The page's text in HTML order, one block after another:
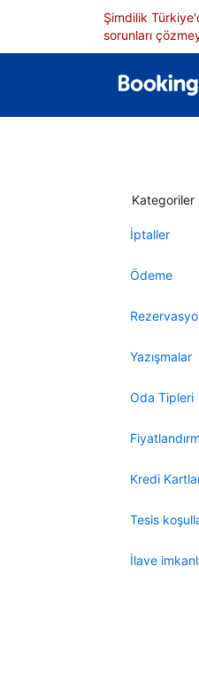
Şimdilik
sorunları
Kategoriler
İptaller
Ödeme
Yazışmalar
Oda Tipleri
Kredi
Tesis
İlave